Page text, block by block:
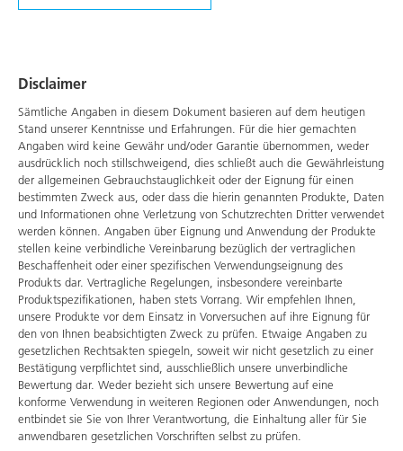
Disclaimer
Sämtliche Angaben in diesem Dokument basieren auf dem heutigen
Stand unserer Kenntnisse und Erfahrungen. Für die hier gemachten
Angaben wird keine Gewähr und/oder Garantie übernommen, weder
ausdrücklich noch stillschweigend, dies schließt auch die Gewährleistung
der allgemeinen Gebrauchstauglichkeit oder der Eignung für einen
bestimmten Zweck aus, oder dass die hierin genannten Produkte, Daten
und Informationen ohne Verletzung von Schutzrechten Dritter verwendet
werden können. Angaben über Eignung und Anwendung der Produkte
stellen keine verbindliche Vereinbarung bezüglich der vertraglichen
Beschaffenheit oder einer spezifischen Verwendungseignung des
Produkts dar. Vertragliche Regelungen, insbesondere vereinbarte
Produktspezifikationen, haben stets Vorrang. Wir empfehlen Ihnen,
unsere Produkte vor dem Einsatz in Vorversuchen auf ihre Eignung für
den von Ihnen beabsichtigten Zweck zu prüfen. Etwaige Angaben zu
gesetzlichen Rechtsakten spiegeln, soweit wir nicht gesetzlich zu einer
Bestätigung verpflichtet sind, ausschließlich unsere unverbindliche
Bewertung dar. Weder bezieht sich unsere Bewertung auf eine
konforme Verwendung in weiteren Regionen oder Anwendungen, noch
entbindet sie Sie von Ihrer Verantwortung, die Einhaltung aller für Sie
anwendbaren gesetzlichen Vorschriften selbst zu prüfen.